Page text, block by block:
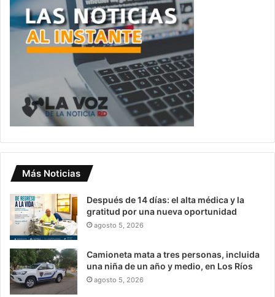
Más Noticias
Después de 14 días: el alta médica y la
gratitud por una nueva oportunidad
agosto 5, 2026
Camioneta mata a tres personas, incluida
una niña de un año y medio, en Los Ríos
agosto 5, 2026